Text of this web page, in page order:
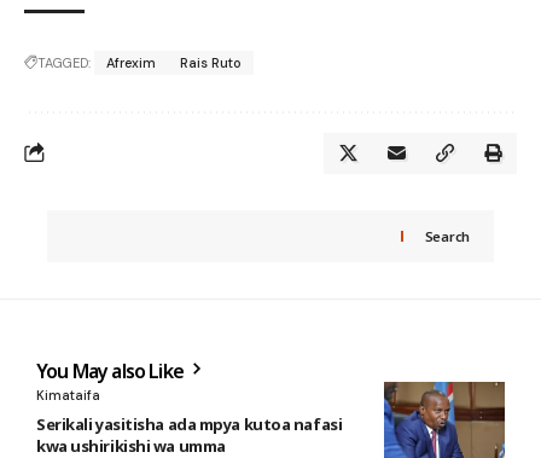
TAGGED: Afrexim Rais Ruto
Search
You May also Like
Kimataifa
Serikali yasitisha ada mpya kutoa nafasi
kwa ushirikishi wa umma